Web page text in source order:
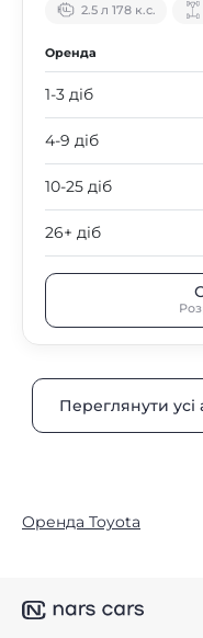
2.5 л 178 к.с.
Оренда
1-3 діб
4-9 діб
10-25 діб
26+ діб
Переглянути
Оренда Toyota